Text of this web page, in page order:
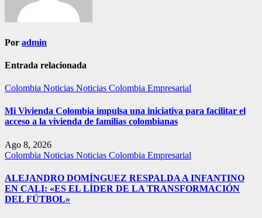
Por admin
Entrada relacionada
Colombia Noticias Noticias Colombia Empresarial
Mi Vivienda Colombia impulsa una iniciativa para facilitar el
acceso a la vivienda de familias colombianas
Ago 8, 2026
Colombia Noticias Noticias Colombia Empresarial
ALEJANDRO DOMÍNGUEZ RESPALDA A INFANTINO
EN CALI: «ES EL LÍDER DE LA TRANSFORMACIÓN
DEL FÚTBOL»